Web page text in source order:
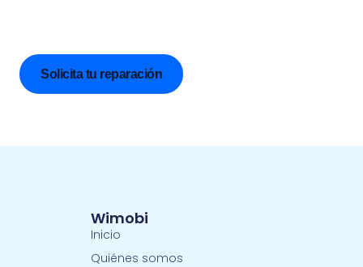
Solicita tu reparación
Wimobi
Inicio
Quiénes somos